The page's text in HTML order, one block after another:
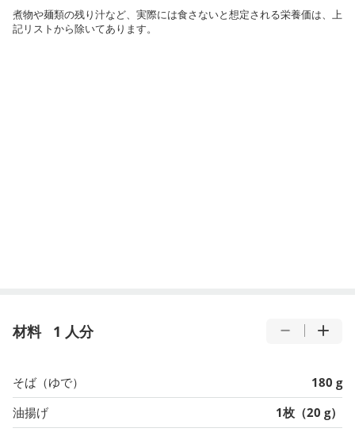
煮物や麺類の残り汁など、実際には食さないと想定される栄養価は、上
記リストから除いてあります。
材料 1 人分
そば（ゆで）
180 g
油揚げ
1枚（20 g）